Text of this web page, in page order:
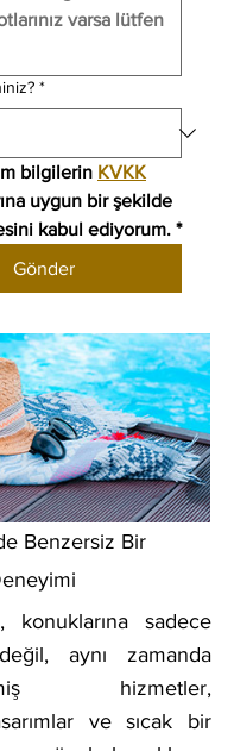
*
bilgilerin KVKK
uygun bir şekilde
kabul ediyorum. *
Gönder
Benzersiz Bir
konuklarına sadece
aynı zamanda
hizmetler,
ve sıcak bir